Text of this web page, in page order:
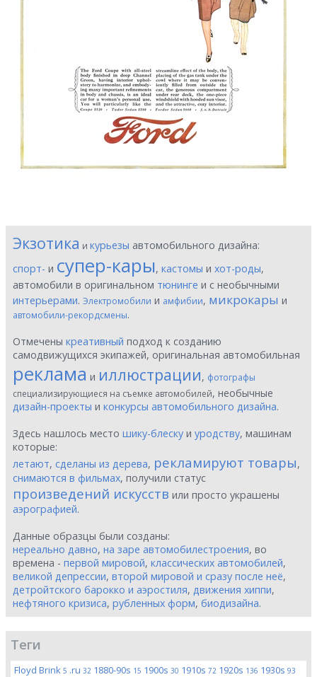
Экзотика и курьезы автомобильного дизайна:
спорт- и супер-кары, кастомы и хот-роды,
автомобили в оригинальном тюнинге и с необычными
интерьерами. Электромобили и амфибии, микрокары и
автомобили-рекордсмены.
Отмечены креативный подход к созданию
самодвижущихся экипажей, оригинальная автомобильная
реклама и иллюстрации, фотографы
специализирующиеся на съемке автомобилей, необычные
дизайн-проекты и конкурсы автомобильного дизайна.
Здесь нашлось место шику-блеску и уродству, машинам
которые:
летают, сделаны из дерева, рекламируют товары,
снимаются в фильмах, получили статус
произведений искусств или просто украшены
аэрографией.
Данные образцы были созданы:
нереально давно, на заре автомобилестроения, во
времена - первой мировой, классических автомобилей,
великой депрессии, второй мировой и сразу после неё,
детройтского барокко и аэростиля, движения хиппи,
нефтяного кризиса, рубленных форм, биодизайна.
Теги
Floyd Brink 5 .ru 32 1880-90s 15 1900s 30 1910s 72 1920s 136 1930s 93